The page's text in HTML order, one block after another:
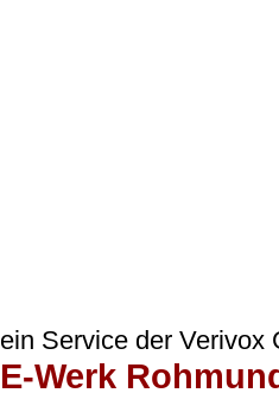
ein Service der Verivox
E-Werk